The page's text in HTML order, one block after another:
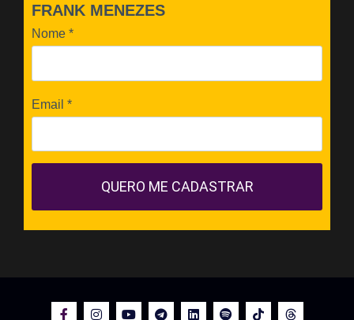
FRANK MENEZES
Nome *
Email *
QUERO ME CADASTRAR